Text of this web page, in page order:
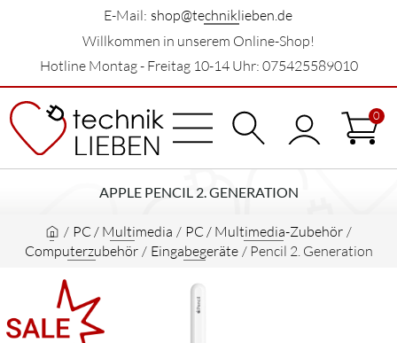
E-Mail: shop@techniklieben.de
Willkommen in unserem Online-Shop!
Hotline Montag - Freitag 10-14 Uhr: 075425589010
0
APPLE PENCIL 2. GENERATION
/ PC / Multimedia / PC / Multimedia-Zubehör /
Computerzubehör / Eingabegeräte / Pencil 2. Generation